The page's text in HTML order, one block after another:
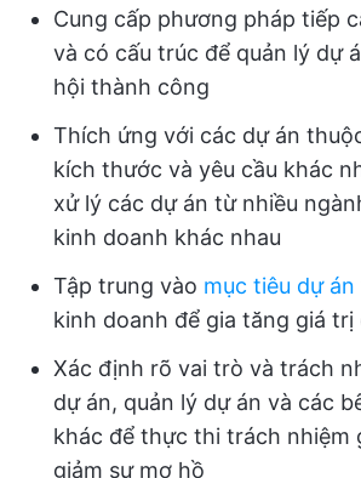
Cung cấp phương pháp tiếp
và có cấu trúc để quản lý dự
hội thành công
Thích ứng với các dự án
kích thước và yêu cầu khác
xử lý các dự án từ nhiều
kinh doanh khác nhau
Tập trung vào mục tiêu dự án
kinh doanh để gia tăng giá
Xác định rõ vai trò và trách
dự án, quản lý dự án và các
khác để thực thi trách nhiệm
giảm sự mơ hồ